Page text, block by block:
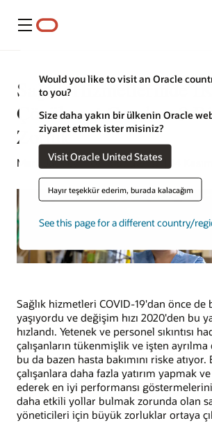
Menü
Would you like to visit an Oracle
to you?
Size daha yakın bir ülkenin Oracle
ziyaret etmek ister misiniz?
Visit Oracle United States
Hayır teşekkür ederim, burada kalacağım
See this page for a different country/
Sağlık Hizmetlerinde
Çözülmesi Gereken 9
Zorluk
Mark Jackley | İçerik Stratejisti | 14 Kasım
Sağlık hizmetleri COVID-19'dan önce
yaşıyordu ve değişim hızı 2020'den bu
hızlandı. Yetenek ve personel sıkıntısı
çalışanların tükenmişlik ve işten ayrılma
bu da bazen hasta bakımını riske atıyor.
çalışanlara daha fazla yatırım yapmak
ederek en iyi performansı
daha etkili yollar bulmak zorunda olan
yöneticileri için büyük zorluklar ortaya